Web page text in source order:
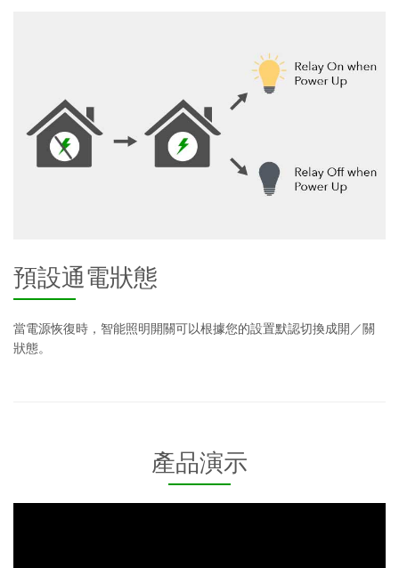
預設通電狀態
當電源恢復時，智能照明開關可以根據您的設置默認切換成開／關
狀態。
產品演示